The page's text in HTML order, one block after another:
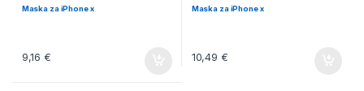
Maska za iPhone x
9,16 €
Maska za iPhone x
10,49 €